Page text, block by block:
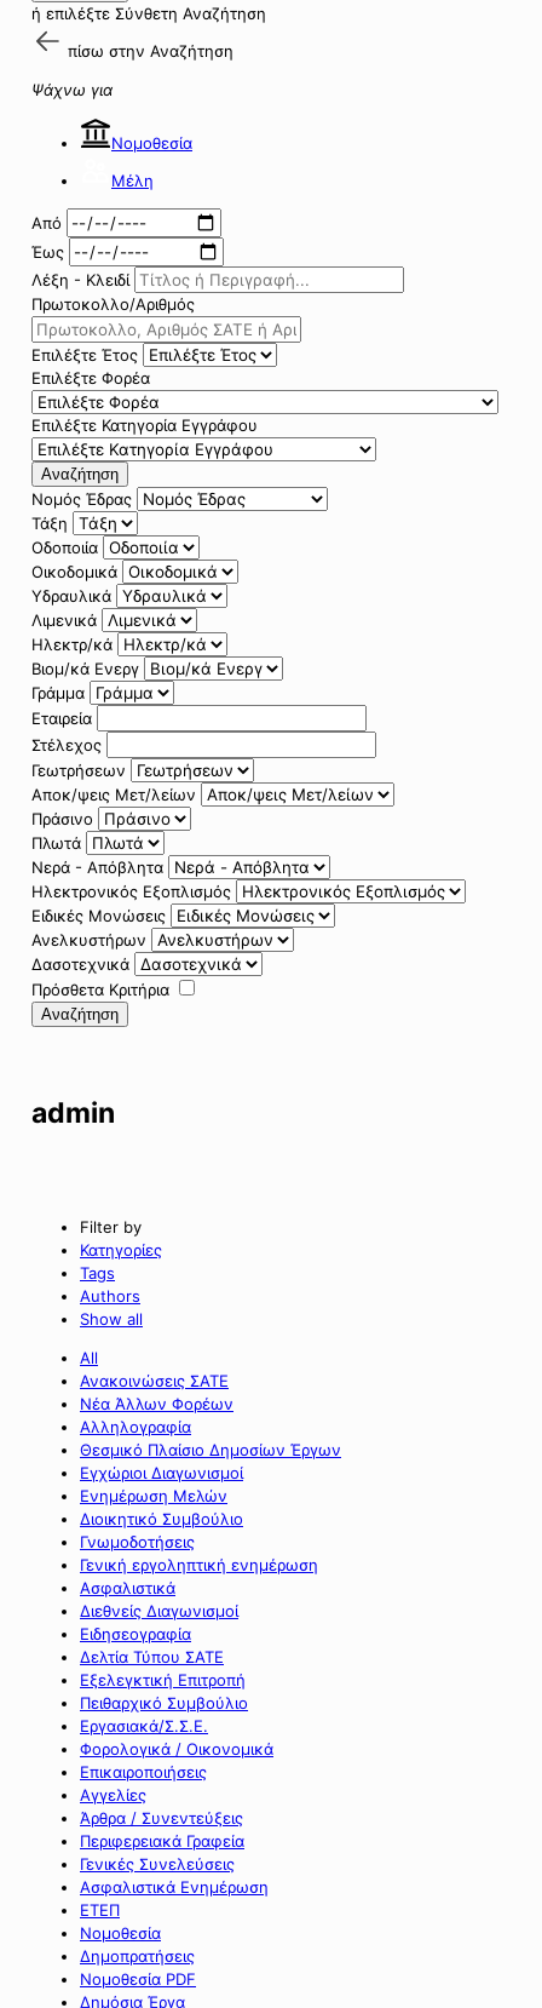
ή επιλέξτε Σύνθετη Αναζήτηση
πίσω στην Αναζήτηση
Ψάχνω για
Νομοθεσία
Μέλη
Από
Έως
Λέξη - Κλειδί
Πρωτοκολλο/Αριθμός
Επιλέξτε Έτος
Επιλέξτε Φορέα
Επιλέξτε Κατηγορία Εγγράφου
Αναζήτηση
Νομός Έδρας
Τάξη
Οδοποιία
Οικοδομικά
Υδραυλικά
Λιμενικά
Ηλεκτρ/κά
Βιομ/κά Ενεργ
Γράμμα
Εταιρεία
Στέλεχος
Γεωτρήσεων
Αποκ/ψεις Μετ/λείων
Πράσινο
Πλωτά
Νερά - Απόβλητα
Ηλεκτρονικός Εξοπλισμός
Ειδικές Μονώσεις
Ανελκυστήρων
Δασοτεχνικά
Πρόσθετα Κριτήρια
Αναζήτηση
admin
Filter by
Κατηγορίες
Tags
Authors
Show all
All
Ανακοινώσεις ΣΑΤΕ
Νέα Άλλων Φορέων
Αλληλογραφία
Θεσμικό Πλαίσιο Δημοσίων Έργων
Εγχώριοι Διαγωνισμοί
Ενημέρωση Μελών
Διοικητικό Συμβούλιο
Γνωμοδοτήσεις
Γενική εργοληπτική ενημέρωση
Ασφαλιστικά
Διεθνείς Διαγωνισμοί
Ειδησεογραφία
Δελτία Τύπου ΣΑΤΕ
Εξελεγκτική Επιτροπή
Πειθαρχικό Συμβούλιο
Εργασιακά/Σ.Σ.Ε.
Φορολογικά / Οικονομικά
Επικαιροποιήσεις
Αγγελίες
Άρθρα / Συνεντεύξεις
Περιφερειακά Γραφεία
Γενικές Συνελεύσεις
Ασφαλιστικά Ενημέρωση
ΕΤΕΠ
Νομοθεσία
Δημοπρατήσεις
Νομοθεσία PDF
Δημόσια Έργα